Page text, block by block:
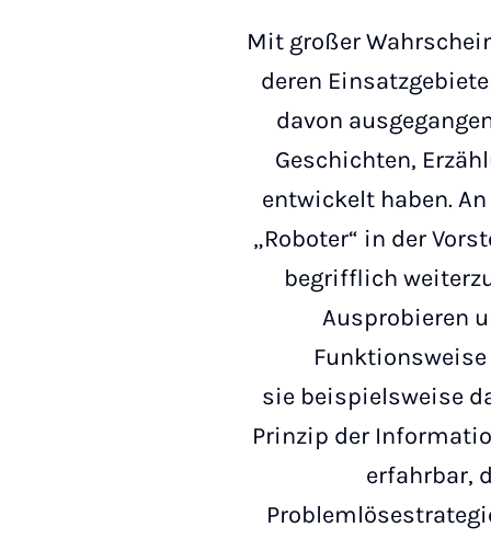
Mit großer
deren
davon
Geschichten,
entwickelt haben.
„Roboter“ in der
begrifflich
Ausprobieren
sie beispielsweise
Prinzip der
erfahrbar,